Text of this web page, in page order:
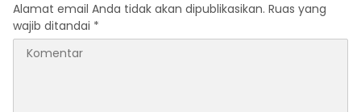
Alamat email Anda tidak akan dipublikasikan. Ruas yang
wajib ditandai *